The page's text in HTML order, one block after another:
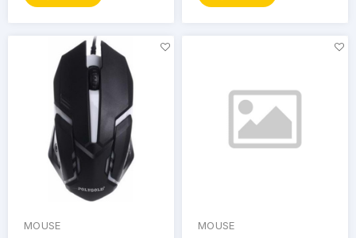
C23
G15
HDX3251
HDX3401
HDX3408
MOUSE
MOUSE